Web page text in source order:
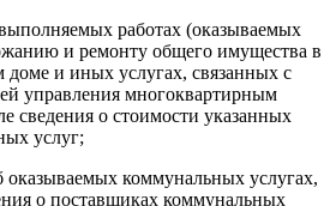
работах (оказываемых
и ремонту общего имущества в
доме и иных услугах, связанных с
управления многоквартирным
сведения о стоимости указанных
услуг;
коммунальных услугах,
о поставщиках коммунальных